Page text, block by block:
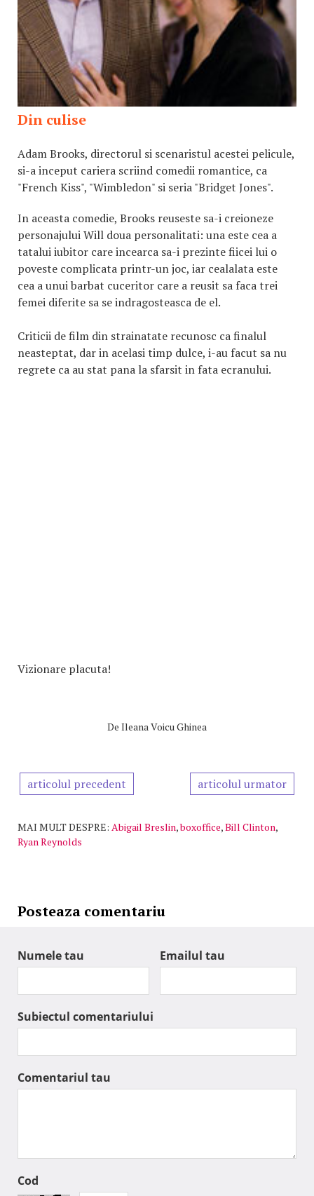
Din culise
Adam Brooks, directorul si scenaristul acestei pelicule,
si-a inceput cariera scriind comedii romantice, ca
"French Kiss", "Wimbledon" si seria "Bridget Jones".
In aceasta comedie, Brooks reuseste sa-i creioneze
personajului Will doua personalitati: una este cea a
tatalui iubitor care incearca sa-i prezinte fiicei lui o
poveste complicata printr-un joc, iar cealalata este
cea a unui barbat cuceritor care a reusit sa faca trei
femei diferite sa se indragosteasca de el.
Criticii de film din strainatate recunosc ca finalul
neasteptat, dar in acelasi timp dulce, i-au facut sa nu
regrete ca au stat pana la sfarsit in fata ecranului.
Vizionare placuta!
De Ileana Voicu Ghinea
articolul precedent articolul urmator
MAI MULT DESPRE: Abigail Breslin,boxoffice,Bill Clinton,
Ryan Reynolds
Posteaza comentariu
Numele tau Emailul tau
Subiectul comentariului
Comentariul tau
Cod